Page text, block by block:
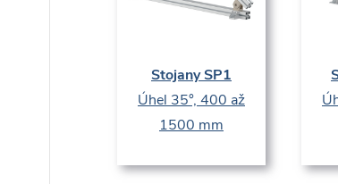
Stojany SP1
Úhel 35°, 400 až
1500 mm